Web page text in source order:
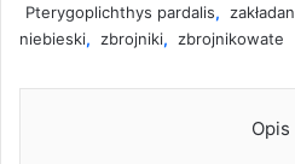
Pterygoplichthys pardalis,
niebieski, zbrojniki, zbrojnikowate
Opis